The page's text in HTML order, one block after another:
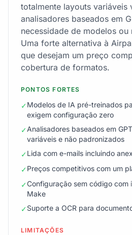
totalmente layouts variáveis
analisadores baseados em
necessidade de modelos ou
Uma forte alternativa à
que desejam um preço
cobertura de formatos.
PONTOS FORTES
✓Modelos de IA pré-treinados
exigem configuração zero
✓Analisadores baseados em
variáveis e não padronizados
✓Lida com e-mails incluindo
✓Preços competitivos com um
✓Configuração sem código com
Make
✓Suporte a OCR para
LIMITAÇÕES